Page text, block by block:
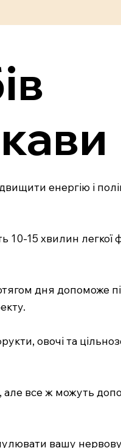
енергію і
15 хвилин легкої
дня допоможе
овочі та
але все ж можуть
вашу